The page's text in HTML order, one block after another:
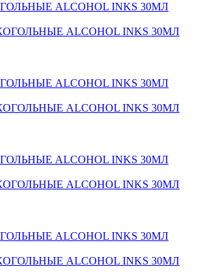
ALCOHOL INKS 30МЛ
ALCOHOL INKS 30МЛ
ALCOHOL INKS 30МЛ
ALCOHOL INKS 30МЛ